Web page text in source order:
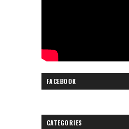
FACEBOOK
CATEGORIES